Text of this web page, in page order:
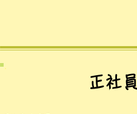
​正社員